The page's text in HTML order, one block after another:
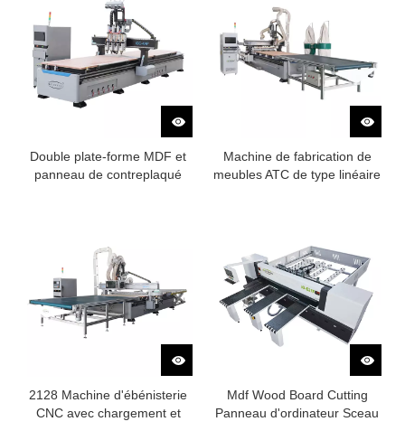
Double plate-forme MDF et
panneau de contreplaqué
Machine de fabrication de
meubles ATC de type linéaire
2128 Machine d'ébénisterie
CNC avec chargement et
Mdf Wood Board Cutting
Panneau d'ordinateur Sceau